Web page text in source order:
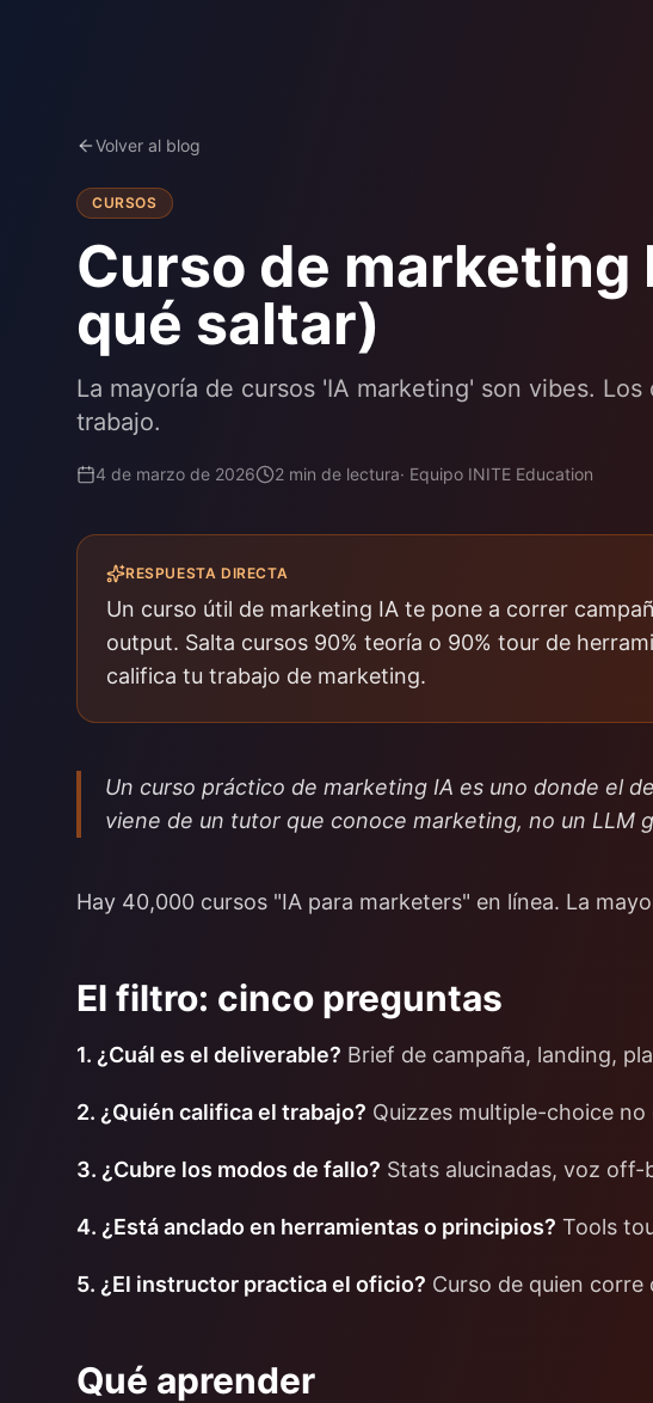
Volver al blog
CURSOS
Curso de
qué saltar)
La mayoría de cursos 'IA marketing' son vibes.
trabajo.
4 de marzo de 2026 2 min de lectura· Equipo INITE Education
RESPUESTA DIRECTA
Un curso útil de marketing IA te pone a correr
output. Salta cursos 90% teoría o 90% tour de
califica tu trabajo de marketing.
Un curso práctico de marketing IA es uno donde el
viene de un tutor que conoce marketing, no un LLM
Hay 40,000 cursos "IA para marketers" en línea. La
El filtro: cinco preguntas
1. ¿Cuál es el deliverable? Brief de campaña, landing,
2. ¿Quién califica el trabajo? Quizzes multiple-choice
3. ¿Cubre los modos de fallo? Stats alucinadas, voz off-
4. ¿Está anclado en herramientas o principios? Tools
5. ¿El instructor practica el oficio? Curso de quien
Qué aprender